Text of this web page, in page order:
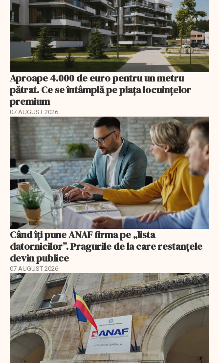
Aproape 4.000 de euro pentru un metru
pătrat. Ce se întâmplă pe piața locuințelor
premium
07 AUGUST 2026
Când îți pune ANAF firma pe „lista
datornicilor”. Pragurile de la care restanțele
devin publice
07 AUGUST 2026